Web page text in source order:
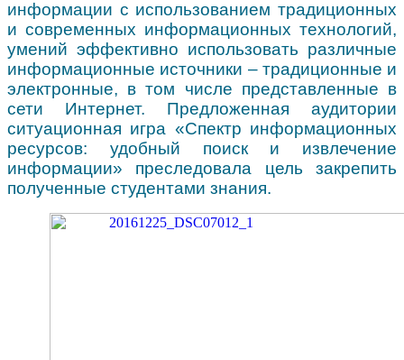
информации с использованием традиционных
и современных информационных технологий,
умений эффективно использовать различные
информационные источники – традиционные и
электронные, в том числе представленные в
сети Интернет. Предложенная аудитории
ситуационная игра «Спектр информационных
ресурсов: удобный поиск и извлечение
информации» преследовала цель закрепить
полученные студентами знания.